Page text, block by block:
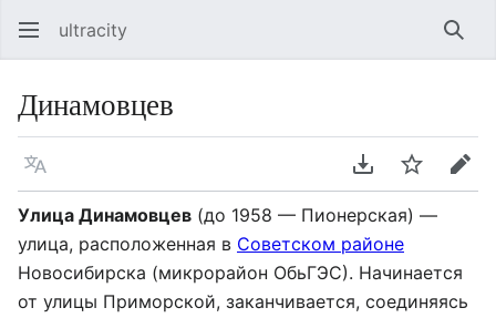
ultracity
Динамовцев
Язык Скачать PDF
Следить
Улица Динамовцев (до 1958 — Пионерская) —
улица, расположенная в Советском районе
Новосибирска (микрорайон ОбьГЭС). Начинается
от улицы Приморской, заканчивается, соединяясь